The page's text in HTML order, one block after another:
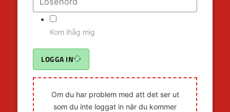
Kom ihåg mig
LOGGA IN
Om du har problem med att det ser ut
som du inte loggat in när du kommer